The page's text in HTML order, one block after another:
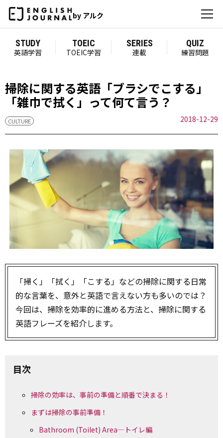
by アルク
STUDY
英語学習
TOEIC
TOEIC学習
SERIES
連載
QUIZ
練習問題
掃除に関する英語「ブラシでこする」
「雑巾で拭く」って何て言う？
CULTURE 2018-12-29
「掃く」「拭く」「こする」などの掃除に関する日常
的な言葉を、意外と英語で言えない方も多いのでは？
今回は、掃除を効率的に進める方法と、掃除に関する
英語フレーズを紹介します。
目次
掃除の効率は、事前の準備と順番で決まる！
まずは掃除の事前準備！
Bathroom (Toilet) Area―トイレ編